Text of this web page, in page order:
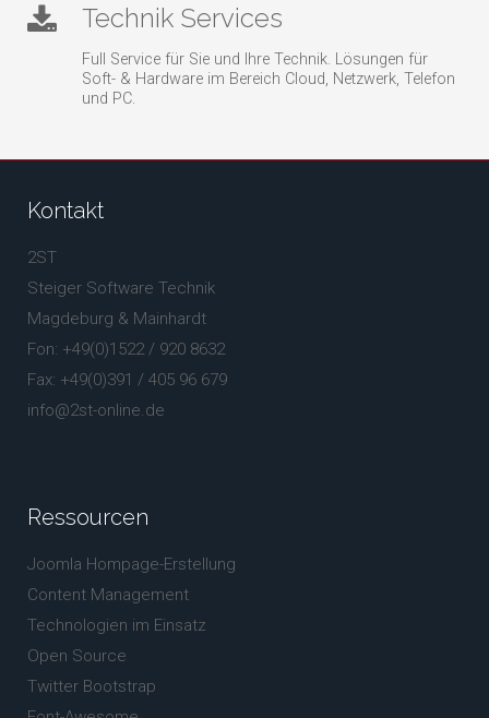
Technik Services
Full Service für Sie und Ihre Technik. Lösungen für
Soft- & Hardware im Bereich Cloud, Netzwerk, Telefon
und PC.
Kontakt
2ST
Steiger Software Technik
Magdeburg & Mainhardt
Fon: +49(0)1522 / 920 8632
Fax: +49(0)391 / 405 96 679
info@2st-online.de
Ressourcen
Joomla Hompage-Erstellung
Content Management
Technologien im Einsatz
Open Source
Twitter Bootstrap